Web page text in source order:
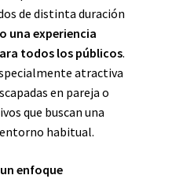
de distinta duración
una experiencia
todos los públicos.
atractiva
en pareja o
que buscan una
habitual.
enfoque